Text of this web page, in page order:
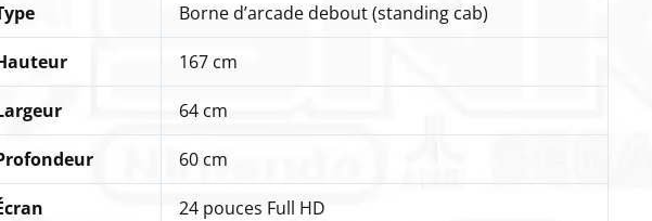
Borne d’arcade debout (standing cab)
167 cm
64 cm
60 cm
24 pouces Full HD